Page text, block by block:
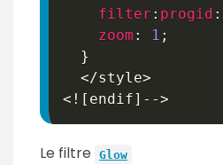
filter : progid :
zoom : 1 ;
}
  </style>
Le filtre Glow